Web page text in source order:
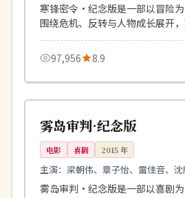
寒锋密令·纪念版是一部以冒险为
围绕危机、反转与人物成长展开
得推荐观看。
97,956
8.9
美国
院线
雾岛审判·纪念版
电影 喜剧 2015年
主演：梁朝伟、章子怡、雷佳音、
雾岛审判·纪念版是一部以喜剧为